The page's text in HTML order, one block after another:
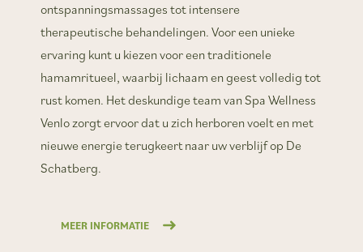
ontspanningsmassages tot intensere
therapeutische behandelingen. Voor een unieke
ervaring kunt u kiezen voor een traditionele
hamamritueel, waarbij lichaam en geest volledig tot
rust komen. Het deskundige team van Spa Wellness
Venlo zorgt ervoor dat u zich herboren voelt en met
nieuwe energie terugkeert naar uw verblijf op De
Schatberg.
MEER INFORMATIE